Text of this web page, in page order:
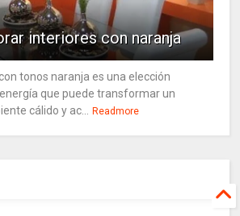
interiores con naranja
tonos naranja es una elección
que puede transformar un
cálido y ac... Readmore